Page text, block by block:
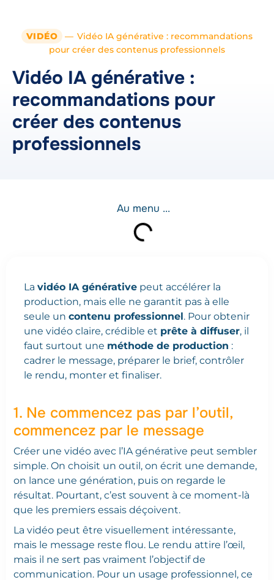
VIDÉO — Vidéo IA générative : recommandations
pour créer des contenus professionnels
Vidéo IA générative :
recommandations pour
créer des contenus
professionnels
Au menu ...
La vidéo IA générative peut accélérer la
production, mais elle ne garantit pas à elle
seule un contenu professionnel. Pour obtenir
une vidéo claire, crédible et prête à diffuser, il
faut surtout une méthode de production :
cadrer le message, préparer le brief, contrôler
le rendu, monter et finaliser.
1. Ne commencez pas par l’outil,
commencez par le message
Créer une vidéo avec l’IA générative peut sembler
simple. On choisit un outil, on écrit une demande,
on lance une génération, puis on regarde le
résultat. Pourtant, c’est souvent à ce moment-là
que les premiers essais déçoivent.
La vidéo peut être visuellement intéressante,
mais le message reste flou. Le rendu attire l’œil,
mais il ne sert pas vraiment l’objectif de
communication. Pour un usage professionnel, ce